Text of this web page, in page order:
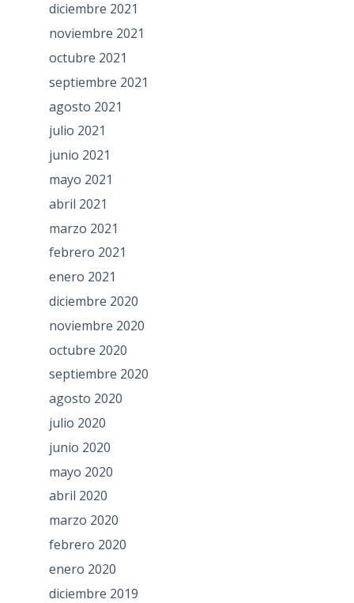
diciembre 2021
noviembre 2021
octubre 2021
septiembre 2021
agosto 2021
julio 2021
junio 2021
mayo 2021
abril 2021
marzo 2021
febrero 2021
enero 2021
diciembre 2020
noviembre 2020
octubre 2020
septiembre 2020
agosto 2020
julio 2020
junio 2020
mayo 2020
abril 2020
marzo 2020
febrero 2020
enero 2020
diciembre 2019